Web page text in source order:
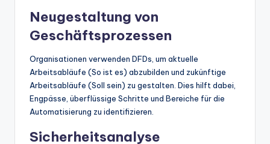
Neugestaltung von
Geschäftsprozessen
Organisationen verwenden DFDs, um aktuelle
Arbeitsabläufe (So ist es) abzubilden und zukünftige
Arbeitsabläufe (Soll sein) zu gestalten. Dies hilft dabei,
Engpässe, überflüssige Schritte und Bereiche für die
Automatisierung zu identifizieren.
Sicherheitsanalyse